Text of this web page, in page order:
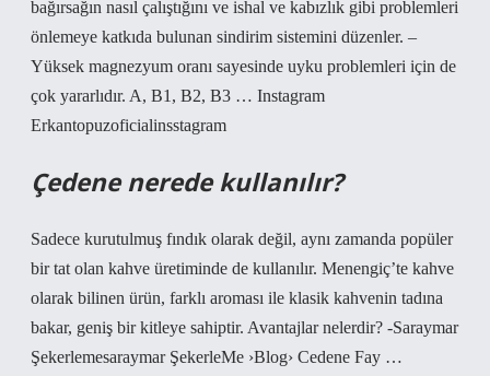
bağırsağın nasıl çalıştığını ve ishal ve kabızlık gibi problemleri
önlemeye katkıda bulunan sindirim sistemini düzenler. –
Yüksek magnezyum oranı sayesinde uyku problemleri için de
çok yararlıdır. A, B1, B2, B3 … Instagram
Erkantopuzoficialinsstagram
Çedene nerede kullanılır?
Sadece kurutulmuş fındık olarak değil, aynı zamanda popüler
bir tat olan kahve üretiminde de kullanılır. Menengiç’te kahve
olarak bilinen ürün, farklı aroması ile klasik kahvenin tadına
bakar, geniş bir kitleye sahiptir. Avantajlar nelerdir? -Saraymar
Şekerlemesaraymar ŞekerleMe ›Blog› Cedene Fay …